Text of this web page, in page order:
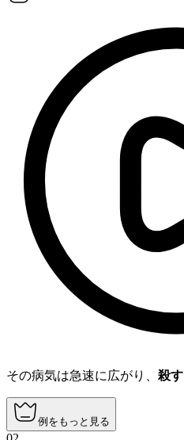
その病気は急速に広がり、 殺す
例をもっと見る